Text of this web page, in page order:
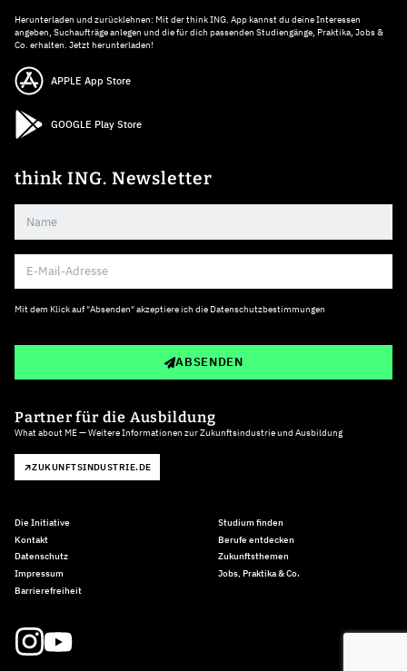
Herunterladen und zurücklehnen: Mit der think ING. App kannst du deine Interessen
angeben, Suchaufträge anlegen und die für dich passenden Studiengänge, Praktika, Jobs &
Co. erhalten. Jetzt herunterladen!
APPLE App Store
GOOGLE Play Store
think ING. Newsletter
Mit dem Klick auf "Absenden" akzeptiere ich die Datenschutzbestimmungen
ABSENDEN
Partner für die Ausbildung
What about ME — Weitere Informationen zur Zukunftsindustrie und Ausbildung
ZUKUNFTSINDUSTRIE.DE
Die Initiative
Kontakt
Datenschutz
Impressum
Barrierefreiheit
Studium finden
Berufe entdecken
Zukunftsthemen
Jobs, Praktika & Co.